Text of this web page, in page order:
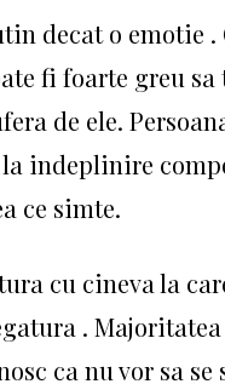
decat o emotie
fi foarte greu
de ele.
indeplinire
ce simte.
cu cineva la
.
ca nu vor sa se